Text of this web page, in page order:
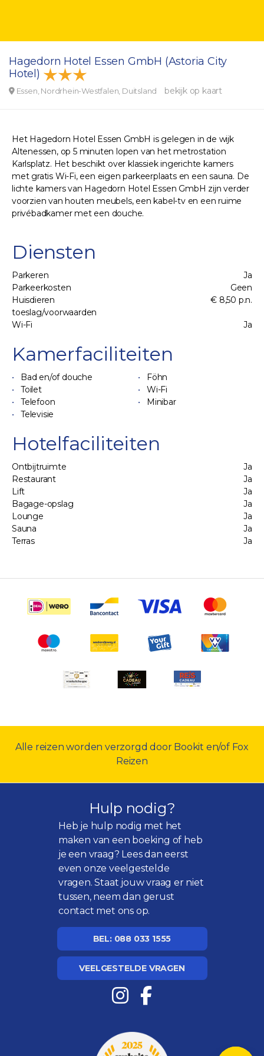
Hagedorn Hotel Essen GmbH (Astoria City
Hotel)
Essen, Nordrhein-Westfalen, Duitsland bekijk op kaart
Het Hagedorn Hotel Essen GmbH is gelegen in de wijk
Altenessen, op 5 minuten lopen van het metrostation
Karlsplatz. Het beschikt over klassiek ingerichte kamers
met gratis Wi-Fi, een eigen parkeerplaats en een sauna. De
lichte kamers van Hagedorn Hotel Essen GmbH zijn verder
voorzien van houten meubels, een kabel-tv en een ruime
privébadkamer met een douche.
Diensten
Parkeren
Ja
Parkeerkosten
Geen
Huisdieren
toeslag/voorwaarden
€ 8,50 p.n.
Wi-Fi Ja
Kamerfaciliteiten
Bad en/of douche
Föhn
Toilet
Wi-Fi
Telefoon
Minibar
Televisie
Hotelfaciliteiten
Ontbijtruimte
Ja
Restaurant
Ja
Lift
Ja
Bagage-opslag
Ja
Lounge
Ja
Sauna
Ja
Terras
Ja
Alle reizen worden verzorgd door Bookit en/of Fox
Reizen
Hulp nodig?
Heb je hulp nodig met het
maken van een boeking of heb
je een vraag? Lees dan eerst
even onzeveelgestelde
vragen. Staat jouw vraag er niet
tussen, neem dan gerust
contact met ons op.
BEL: 088 033 1555
VEELGESTELDE VRAGEN